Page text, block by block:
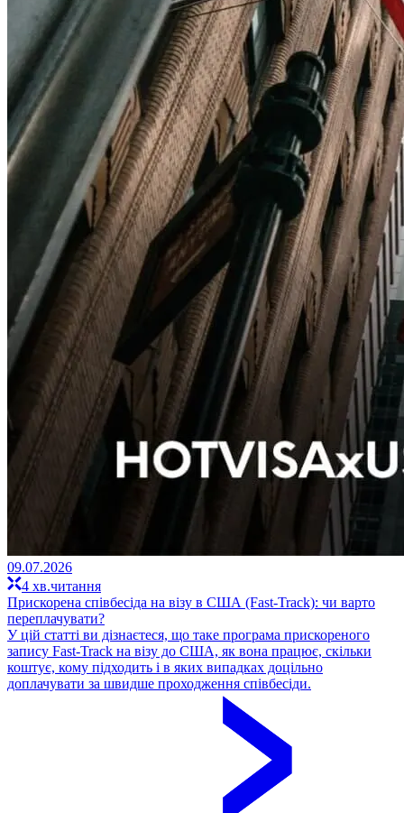
09.07.2026
4 хв.читання
Прискорена співбесіда на візу в США (Fast-Track): чи варто
переплачувати?
У цій статті ви дізнаєтеся, що таке програма прискореного
запису Fast-Track на візу до США, як вона працює, скільки
коштує, кому підходить і в яких випадках доцільно
доплачувати за швидше проходження співбесіди.